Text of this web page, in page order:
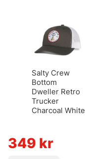
Salty Crew
Bottom
Dweller Retro
Trucker
Charcoal White
349 kr